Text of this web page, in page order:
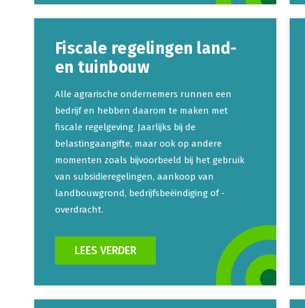
Fiscale regelingen land-
en tuinbouw
Alle agrarische ondernemers runnen een
bedrijf en hebben daarom te maken met
fiscale regelgeving. Jaarlijks bij de
belastingaangifte, maar ook op andere
momenten zoals bijvoorbeeld bij het gebruik
van subsidieregelingen, aankoop van
landbouwgrond, bedrijfsbeëindiging of -
overdracht.
LEES VERDER